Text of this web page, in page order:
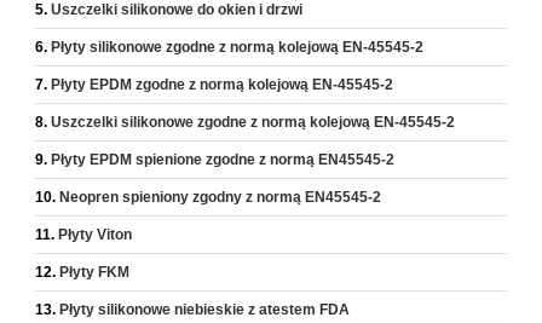
Uszczelki silikonowe do okien i drzwi
Płyty silikonowe zgodne z normą kolejową EN-45545-2
Płyty EPDM zgodne z normą kolejową EN-45545-2
Uszczelki silikonowe zgodne z normą kolejową EN-45545-2
Płyty EPDM spienione zgodne z normą EN45545-2
Neopren spieniony zgodny z normą EN45545-2
Płyty Viton
Płyty FKM
Płyty silikonowe niebieskie z atestem FDA